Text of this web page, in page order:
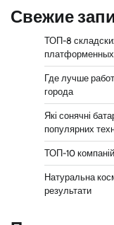
Свежие
ТОП-8
платформенных
Где лучше
города
Які сонячні
популярних
ТОП-10
Натуральна
результати